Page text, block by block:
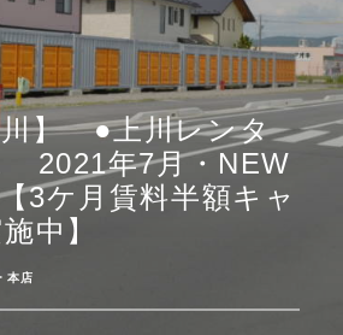
閲覧履歴
川】 ●上川レンタ
2021年7月・NEW
3ケ月賃料半額キャ
中】
本店